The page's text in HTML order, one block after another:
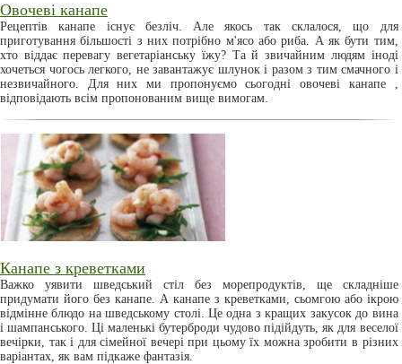
Овочеві канапе
Рецептів канапе існує безліч. Але якось так склалося, що для
приготування більшості з них потрібно м'ясо або риба. А як бути тим,
хто віддає перевагу вегетаріанську їжу? Та й звичайним людям іноді
хочеться чогось легкого, не завантажує шлунок і разом з тим смачного і
незвичайного. Для них ми пропонуємо сьогодні овочеві канапе ,
відповідають всім пропонованим вище вимогам.
Канапе з креветками
Важко уявити шведський стіл без морепродуктів, ще складніше
придумати його без канапе. А канапе з креветками, сьомгою або ікрою
відмінне блюдо на шведському столі. Це одна з кращих закусок до вина
і шампанського. Ці маленькі бутерброди чудово підійдуть, як для веселої
вечірки, так і для сімейної вечері при цьому їх можна зробити в різних
варіантах, як вам підкаже фантазія.